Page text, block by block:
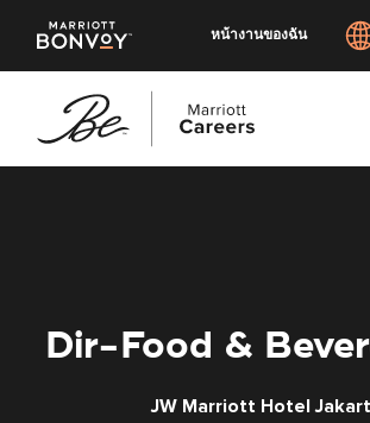
หน้างานของฉัน
Dir-Food &
JW Marriott Hotel